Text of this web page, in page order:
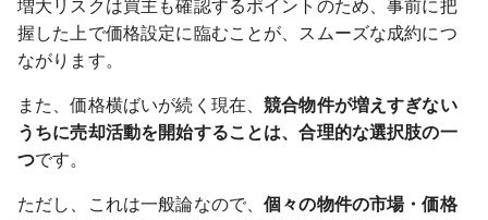
増大リスクは買主も確認するポイントのため、事前に把
握した上で価格設定に臨むことが、スムーズな成約につ
ながります。
また、価格横ばいが続く現在、競合物件が増えすぎない
うちに売却活動を開始することは、合理的な選択肢の一
つです。
ただし、これは一般論なので、個々の物件の市場・価格